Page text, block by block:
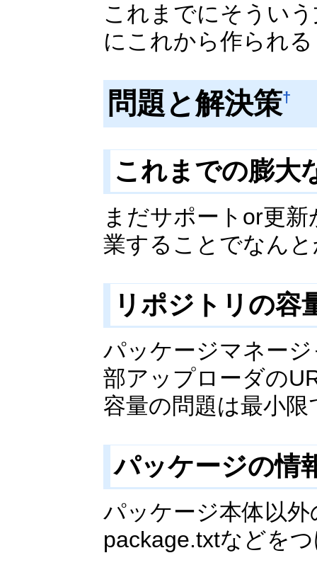
これまでにそうい
にこれから作られ
問題と解決策†
これまでの膨大
まだサポートor更
業することでなん
リポジトリの容
パッケージマネー
部アップローダの
容量の問題は最小限
パッケージの情
パッケージ本体以
package.txtなどを